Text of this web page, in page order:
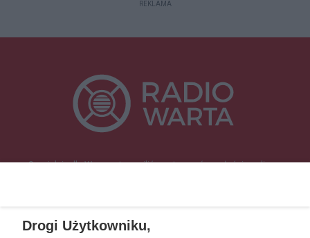
REKLAMA
Specjalnie dla Was postanowiliśmy stworzyć rozgłośnię radiową
Śrem, Jarocin, Gniezno, Ostrów Wlkp.).
Drogi Użytkowniku,